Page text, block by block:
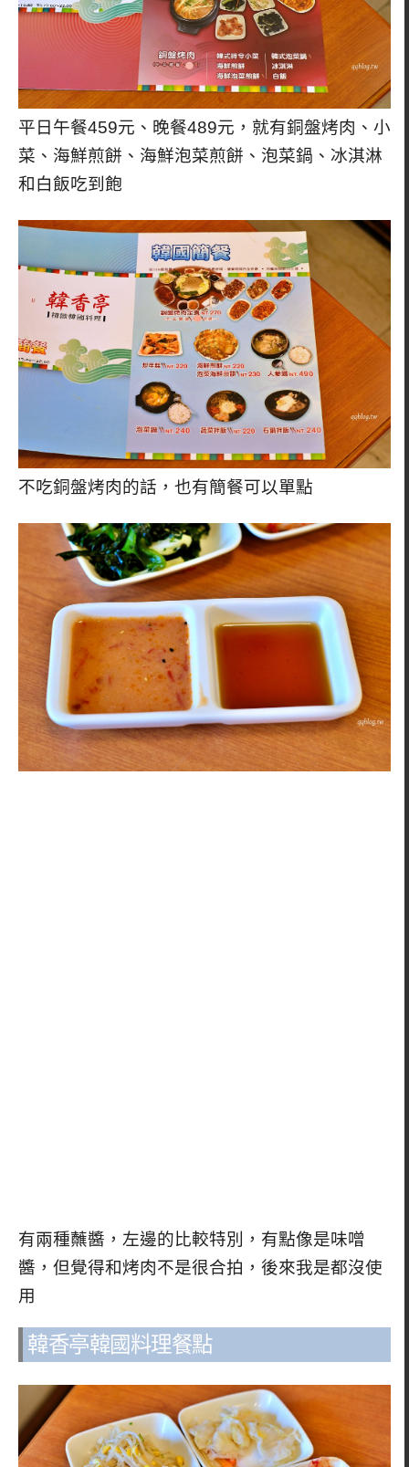
平日午餐459元、晚餐489元，就有銅盤烤肉、小
菜、海鮮煎餅、海鮮泡菜煎餅、泡菜鍋、冰淇淋
和白飯吃到飽
不吃銅盤烤肉的話，也有簡餐可以單點
有兩種蘸醬，左邊的比較特別，有點像是味噌
醬，但覺得和烤肉不是很合拍，後來我是都沒使
用
韓香亭韓國料理餐點